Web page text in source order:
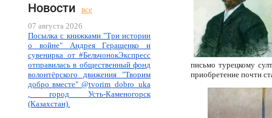
Новости
все
07 августа 2026
Посылка с книжками "Три истории
о войне" Андрея Геращенко и
сувенирка от #БельчонокЭкспресс
отправилась в общественный фонд
волонтёрского движения "Творим
добро вместе" @tvorim_dobro_uka
, город Усть-Каменогорск
(Казахстан).
письмо турецкому
приобретение почти